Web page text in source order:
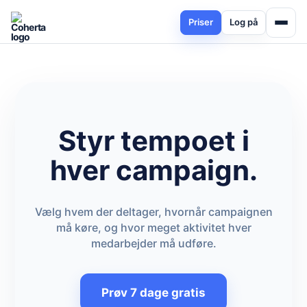
Priser Log på
Styr tempoet i
hver campaign.
Vælg hvem der deltager, hvornår campaignen
må køre, og hvor meget aktivitet hver
medarbejder må udføre.
Prøv 7 dage gratis